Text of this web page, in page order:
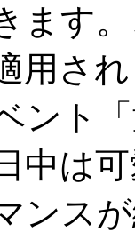
ます
用さ
ント
中は
ンス